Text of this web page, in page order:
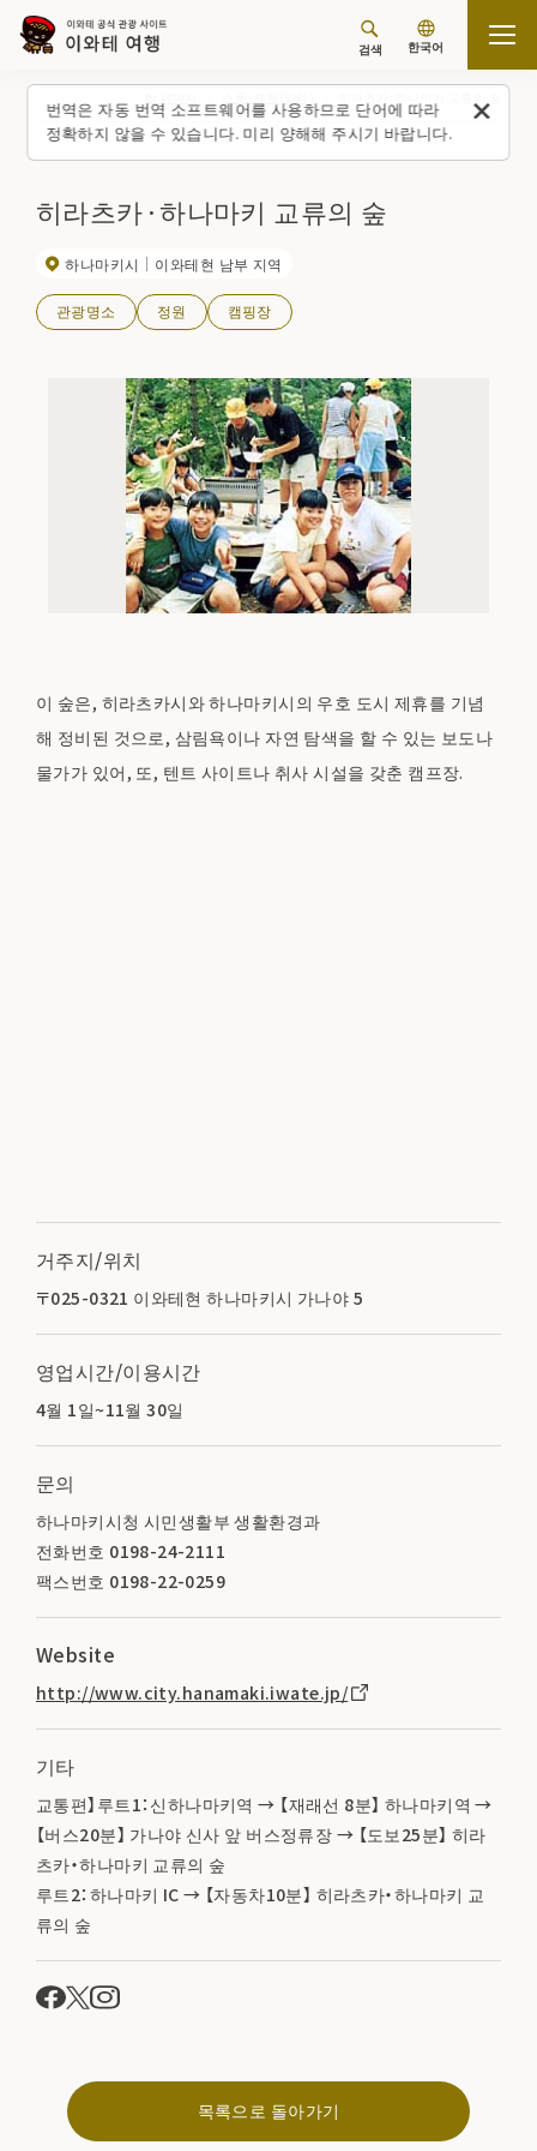
번역은 자동 번역 소프트웨어를 사용하므로 단어에 따라
정확하지 않을 수 있습니다. 미리 양해해 주시기 바랍니다.
검색 한국어
히라츠카·하나마키 교류의 숲
하나마키시 이와테현 남부 지역
관광명소 정원 캠핑장
이 숲은, 히라츠카시와 하나마키시의 우호 도시 제휴를 기념
해 정비된 것으로, 삼림욕이나 자연 탐색을 할 수 있는 보도나
물가가 있어, 또, 텐트 사이트나 취사 시설을 갖춘 캠프장.
거주지/위치
〒025-0321 이와테현 하나마키시 가나야 5
영업시간/이용시간
4월 1일~11월 30일
문의
하나마키시청 시민생활부 생활환경과
전화번호 0198-24-2111
팩스번호 0198-22-0259
Website
http://www.city.hanamaki.iwate.jp/
기타
교통편】루트1：신하나마키역 → 【재래선 8분】 하나마키역 →
【버스20분】 가나야 신사 앞 버스정류장 → 【도보25분】 히라
츠카・하나마키 교류의 숲
루트2：하나마키 IC → 【자동차10분】 히라츠카・하나마키 교
류의 숲
목록으로 돌아가기